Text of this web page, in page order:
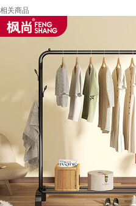
相关商品